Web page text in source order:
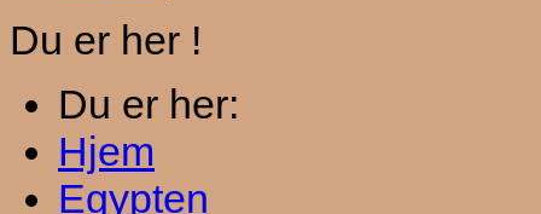
Du er her !
Du er her:
Hjem
Egypten